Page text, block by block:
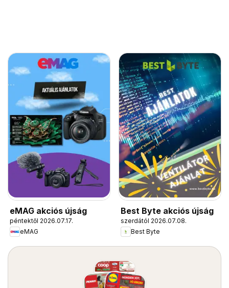
eMAG akciós újság
péntektől 2026.07.17.
eMAG
Best Byte akciós újság
szerdától 2026.07.08.
Best Byte